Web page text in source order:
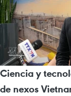
Ciencia y
de nexos